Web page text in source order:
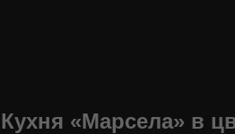
Кухня «Марсела» в